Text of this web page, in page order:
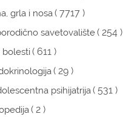
grla i nosa( 7717 )
savetovalište( 254 )
bolesti( 611 )
( 29 )
psihijatrija( 531 )
( 2 )